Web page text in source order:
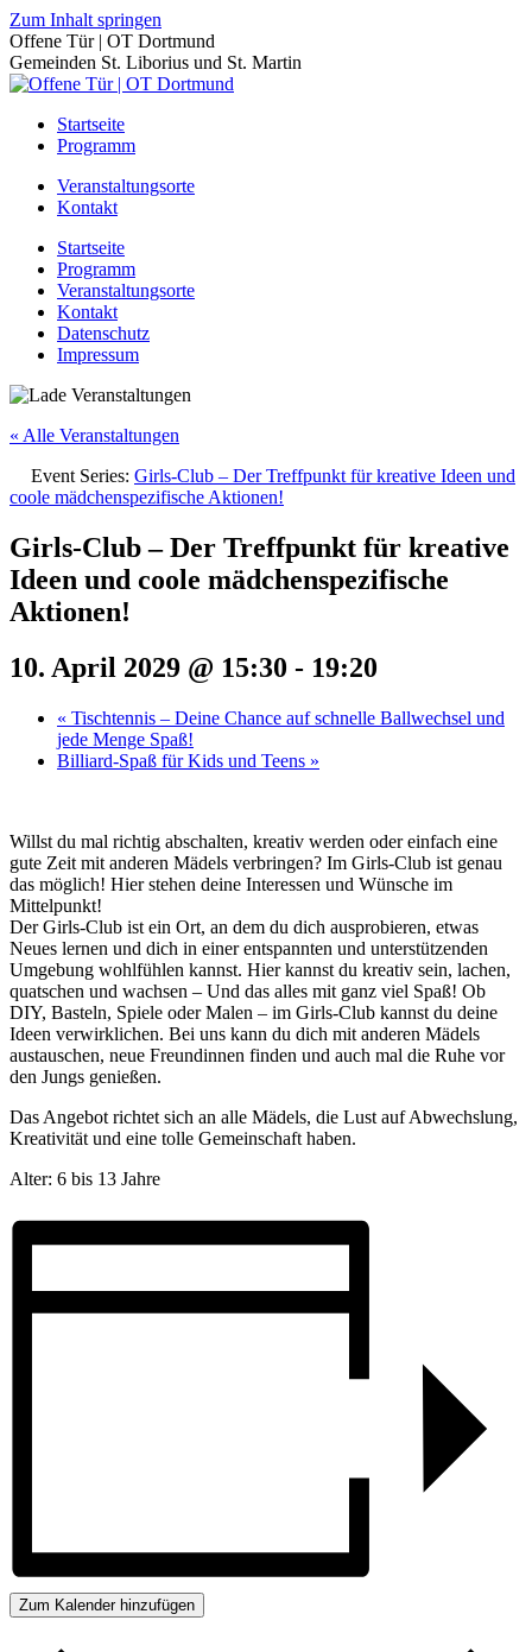
Zum Inhalt springen
Offene Tür | OT Dortmund
Gemeinden St. Liborius und St. Martin
Startseite
Programm
Veranstaltungsorte
Kontakt
Startseite
Programm
Veranstaltungsorte
Kontakt
Datenschutz
Impressum
« Alle Veranstaltungen
Event Series: Girls-Club – Der Treffpunkt für kreative Ideen und
coole mädchenspezifische Aktionen!
Girls-Club – Der Treffpunkt für kreative
Ideen und coole mädchenspezifische
Aktionen!
10. April 2029 @ 15:30 - 19:20
« Tischtennis – Deine Chance auf schnelle Ballwechsel und
jede Menge Spaß!
Billiard-Spaß für Kids und Teens »
Willst du mal richtig abschalten, kreativ werden oder einfach eine
gute Zeit mit anderen Mädels verbringen? Im Girls-Club ist genau
das möglich! Hier stehen deine Interessen und Wünsche im
Mittelpunkt!
Der Girls-Club ist ein Ort, an dem du dich ausprobieren, etwas
Neues lernen und dich in einer entspannten und unterstützenden
Umgebung wohlfühlen kannst. Hier kannst du kreativ sein, lachen,
quatschen und wachsen – Und das alles mit ganz viel Spaß! Ob
DIY, Basteln, Spiele oder Malen – im Girls-Club kannst du deine
Ideen verwirklichen. Bei uns kann du dich mit anderen Mädels
austauschen, neue Freundinnen finden und auch mal die Ruhe vor
den Jungs genießen.
Das Angebot richtet sich an alle Mädels, die Lust auf Abwechslung,
Kreativität und eine tolle Gemeinschaft haben.
Alter: 6 bis 13 Jahre
Zum Kalender hinzufügen